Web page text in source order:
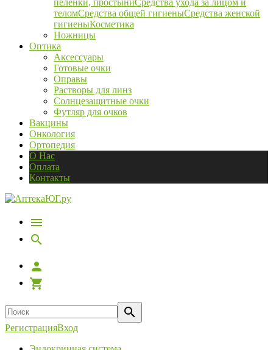
пеленки, простыниСредства ухода за лицом и
теломСредства общей гигиеныСредства женской
гигиеныКосметика
Ножницы
Оптика
Аксессуары
Готовые очки
Оправы
Растворы для линз
Солнцезащитные очки
Футляр для очков
Вакцины
Онкология
Ортопедия
О Нас
Оплата
Контакты
РегистрацияВход